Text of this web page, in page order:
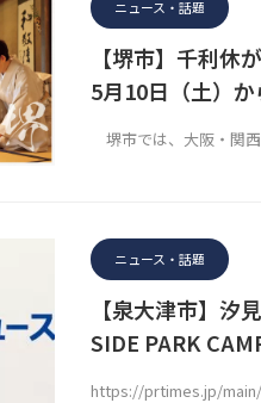
ニュース・話題
【堺市】千利休
5月10日（土）
堺市では、大阪・関
ニュース・話題
【泉大津市】汐
SIDE PARK
https://prtimes.jp/